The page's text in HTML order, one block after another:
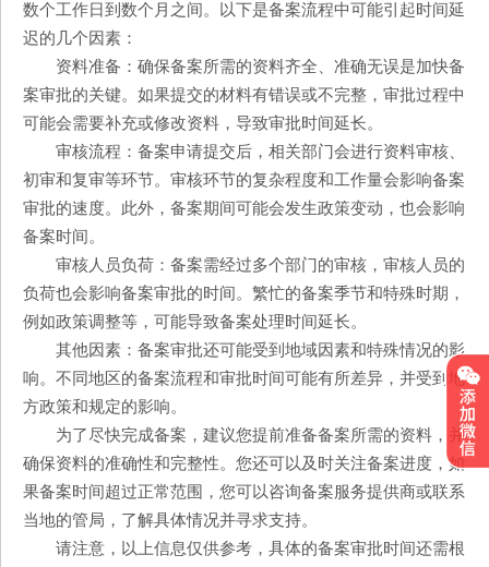
数个工作日到数个月之间。以下是备案流程中可能引起时间延
迟的几个因素：
资料准备：确保备案所需的资料齐全、准确无误是加快备
案审批的关键。如果提交的材料有错误或不完整，审批过程中
可能会需要补充或修改资料，导致审批时间延长。
审核流程：备案申请提交后，相关部门会进行资料审核、
初审和复审等环节。审核环节的复杂程度和工作量会影响备案
审批的速度。此外，备案期间可能会发生政策变动，也会影响
备案时间。
审核人员负荷：备案需经过多个部门的审核，审核人员的
负荷也会影响备案审批的时间。繁忙的备案季节和特殊时期，
例如政策调整等，可能导致备案处理时间延长。
其他因素：备案审批还可能受到地域因素和特殊情况的影
响。不同地区的备案流程和审批时间可能有所差异，并受到地
方政策和规定的影响。
为了尽快完成备案，建议您提前准备备案所需的资料，并
确保资料的准确性和完整性。您还可以及时关注备案进度，如
果备案时间超过正常范围，您可以咨询备案服务提供商或联系
当地的管局，了解具体情况并寻求支持。
请注意，以上信息仅供参考，具体的备案审批时间还需根